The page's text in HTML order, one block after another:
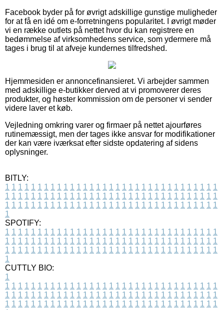
Facebook byder på for øvrigt adskillige gunstige muligheder
for at få en idé om e-forretningens popularitet. I øvrigt møder
vi en række outlets på nettet hvor du kan registrere en
bedømmelse af virksomhedens service, som ydermere må
tages i brug til at afveje kundernes tilfredshed.
Hjemmesiden er annoncefinansieret. Vi arbejder sammen
med adskillige e-butikker derved at vi promoverer deres
produkter, og høster kommission om de personer vi sender
videre laver et køb.
Vejledning omkring varer og firmaer på nettet ajourføres
rutinemæssigt, men der tages ikke ansvar for modifikationer
der kan være iværksat efter sidste opdatering af sidens
oplysninger.
BITLY:
1 1 1 1 1 1 1 1 1 1 1 1 1 1 1 1 1 1 1 1 1 1 1 1 1 1 1 1 1 1 1 1 1
1 1 1 1 1 1 1 1 1 1 1 1 1 1 1 1 1 1 1 1 1 1 1 1 1 1 1 1 1 1 1 1 1
1 1 1 1 1 1 1 1 1 1 1 1 1 1 1 1 1 1 1 1 1 1 1 1 1 1 1 1 1 1 1 1 1
1
SPOTIFY:
1 1 1 1 1 1 1 1 1 1 1 1 1 1 1 1 1 1 1 1 1 1 1 1 1 1 1 1 1 1 1 1 1
1 1 1 1 1 1 1 1 1 1 1 1 1 1 1 1 1 1 1 1 1 1 1 1 1 1 1 1 1 1 1 1 1
1 1 1 1 1 1 1 1 1 1 1 1 1 1 1 1 1 1 1 1 1 1 1 1 1 1 1 1 1 1 1 1 1
1
CUTTLY BIO:
1
1 1 1 1 1 1 1 1 1 1 1 1 1 1 1 1 1 1 1 1 1 1 1 1 1 1 1 1 1 1 1 1 1
1 1 1 1 1 1 1 1 1 1 1 1 1 1 1 1 1 1 1 1 1 1 1 1 1 1 1 1 1 1 1 1 1
1 1 1 1 1 1 1 1 1 1 1 1 1 1 1 1 1 1 1 1 1 1 1 1 1 1 1 1 1 1 1 1 1